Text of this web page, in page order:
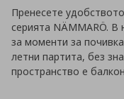
Пренесете
серията NÄMMARÖ.
за моменти за
летни партита, без
пространство е